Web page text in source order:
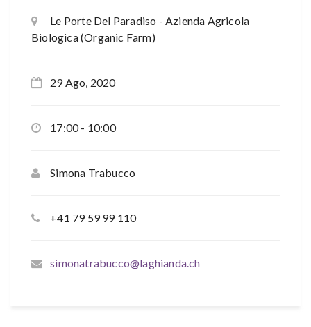
Le Porte Del Paradiso - Azienda Agricola
Biologica (Organic Farm)
29 Ago, 2020
17:00 - 10:00
Simona Trabucco
+41 79 59 99 110
simonatrabucco@laghianda.ch